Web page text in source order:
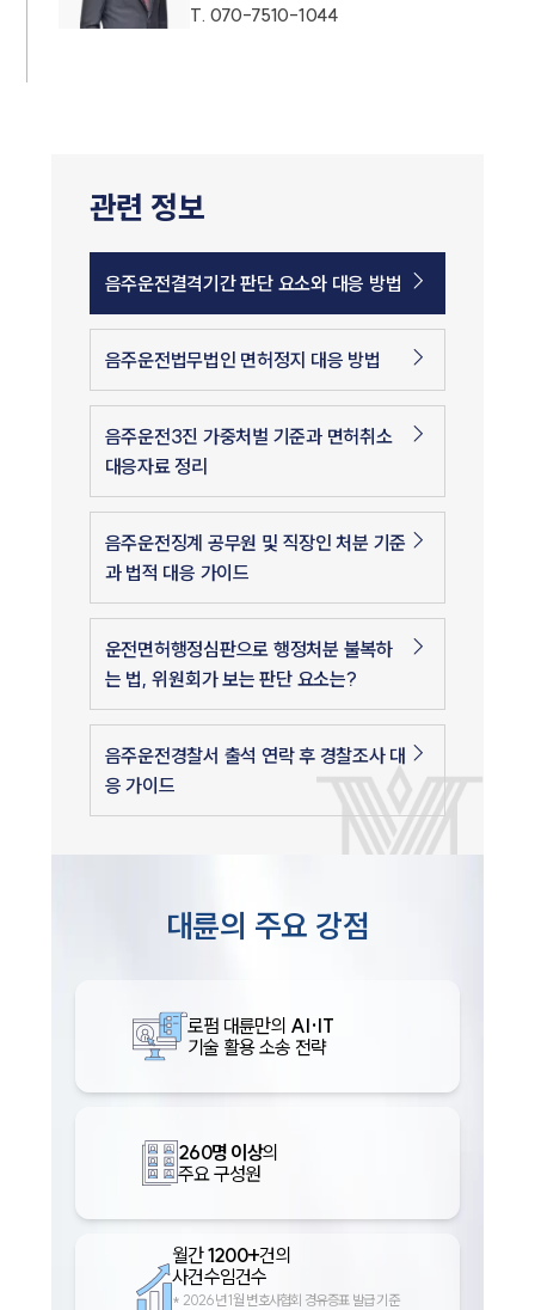
T. 070-7510-1044
관련 정보
음주운전결격기간 판단 요소와 대응 방법
음주운전법무법인 면허정지 대응 방법
음주운전3진 가중처벌 기준과 면허취소
대응자료 정리
음주운전징계 공무원 및 직장인 처분 기준
과 법적 대응 가이드
운전면허행정심판으로 행정처분 불복하
는 법, 위원회가 보는 판단 요소는?
음주운전경찰서 출석 연락 후 경찰조사 대
응 가이드
대륜의 주요 강점
로펌 대륜만의 AI·IT
기술 활용 소송 전략
260명 이상의
주요 구성원
월간1200+건의
사건수임건수
* 2026년 1월 변호사협회 경유증표 발급 기준